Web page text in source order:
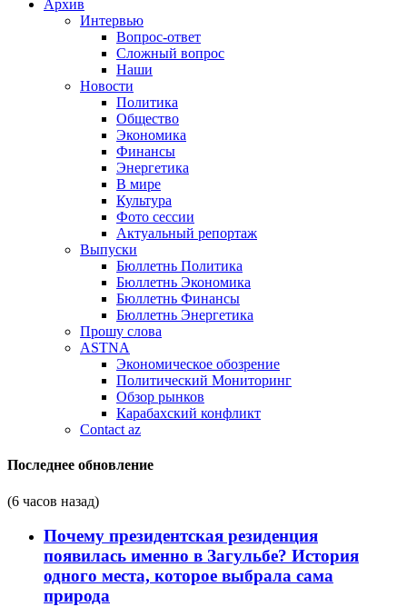
Архив
Интервью
Вопрос-ответ
Сложный вопрос
Наши
Новости
Политика
Общество
Экономика
Финансы
Энергетика
В мире
Культура
Фото сессии
Актуальный репортаж
Выпуски
Бюллетнь Политика
Бюллетнь Экономика
Бюллетнь Финансы
Бюллетнь Энергетика
Прошу слова
ASTNA
Экономическое обозрение
Политический Мониторинг
Обзор рынков
Карабахский конфликт
Contact az
Последнее обновление
(6 часов назад)
Почему президентская резиденция
появилась именно в Загульбе? История
одного места, которое выбрала сама
природа